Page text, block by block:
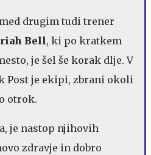
drugim tudi trener
Bell, ki po kratkem
je šel še korak dlje. V
Post je ekipi, zbrani okoli
otrok.
je nastop njihovih
zdravje in dobro